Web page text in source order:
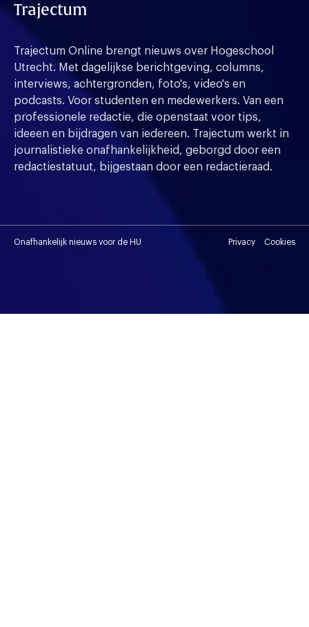
Trajectum
Trajectum Online brengt nieuws over Hogeschool
Utrecht. Met dagelijkse berichtgeving, columns,
interviews, achtergronden, foto's, video's en
podcasts. Voor studenten en medewerkers. Van een
professionele redactie, die openstaat voor tips,
ideeen en bijdragen van iedereen. Trajectum werkt in
journalistieke onafhankelijkheid, geborgd door een
redactiestatuut, bijgestaan door een redactieraad.
Onafhankelijk nieuws voor de HU Privacy Cookies